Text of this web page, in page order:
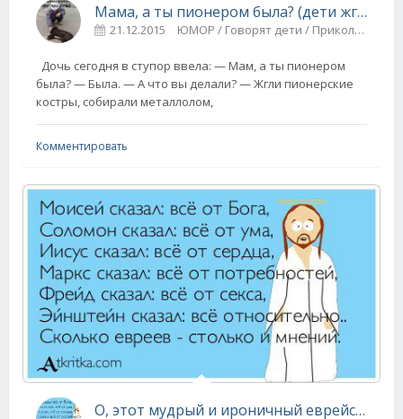
Мама, а ты пионером была? (дети жгут)
21.12.2015 ЮМОР / Говорят дети / Прикольные картинки
Дочь сегодня в ступор ввела: — Мам, а ты пионером
была? — Была. — А что вы делали? — Жгли пионерские
костры, собирали металлолом,
Комментировать
О, этот мудрый и ироничный еврейский юмор!